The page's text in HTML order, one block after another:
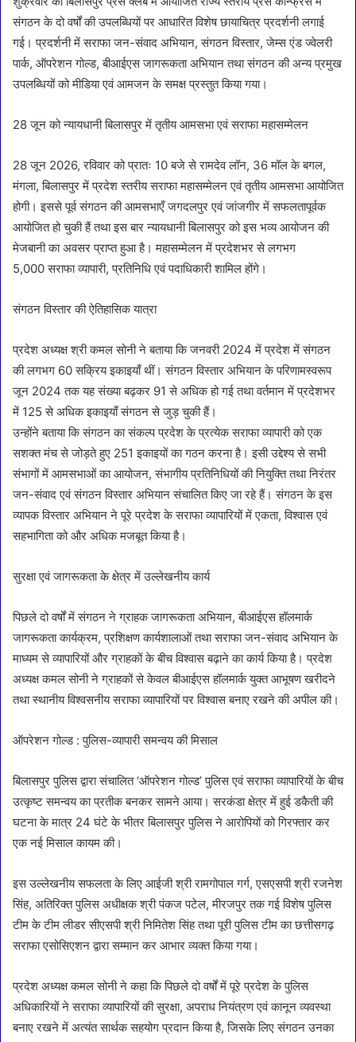
संगठन के दो वर्षों की उपलब्धियों पर आधारित विशेष छायाचित्र प्रदर्शनी लगाई
गई। प्रदर्शनी में सराफा जन-संवाद अभियान, संगठन विस्तार, जेम्स एंड ज्वेलरी
पार्क, ऑपरेशन गोल्ड, बीआईएस जागरूकता अभियान तथा संगठन की अन्य प्रमुख
उपलब्धियों को मीडिया एवं आमजन के समक्ष प्रस्तुत किया गया।
28 जून को न्यायधानी बिलासपुर में तृतीय आमसभा एवं सराफा महासम्मेलन
28 जून 2026, रविवार को प्रातः 10 बजे से रामदेव लॉन, 36 मॉल के बगल,
मंगला, बिलासपुर में प्रदेश स्तरीय सराफा महासम्मेलन एवं तृतीय आमसभा आयोजित
होगी। इससे पूर्व संगठन की आमसभाएँ जगदलपुर एवं जांजगीर में सफलतापूर्वक
आयोजित हो चुकी हैं तथा इस बार न्यायधानी बिलासपुर को इस भव्य आयोजन की
मेजबानी का अवसर प्राप्त हुआ है। महासम्मेलन में प्रदेशभर से लगभग
5,000 सराफा व्यापारी, प्रतिनिधि एवं पदाधिकारी शामिल होंगे।
संगठन विस्तार की ऐतिहासिक यात्रा
प्रदेश अध्यक्ष श्री कमल सोनी ने बताया कि जनवरी 2024 में प्रदेश में संगठन
की लगभग 60 सक्रिय इकाइयाँ थीं। संगठन विस्तार अभियान के परिणामस्वरूप
जून 2024 तक यह संख्या बढ़कर 91 से अधिक हो गई तथा वर्तमान में प्रदेशभर
में 125 से अधिक इकाइयाँ संगठन से जुड़ चुकी हैं।
उन्होंने बताया कि संगठन का संकल्प प्रदेश के प्रत्येक सराफा व्यापारी को एक
सशक्त मंच से जोड़ते हुए 251 इकाइयों का गठन करना है। इसी उद्देश्य से सभी
संभागों में आमसभाओं का आयोजन, संभागीय प्रतिनिधियों की नियुक्ति तथा निरंतर
जन-संवाद एवं संगठन विस्तार अभियान संचालित किए जा रहे हैं। संगठन के इस
व्यापक विस्तार अभियान ने पूरे प्रदेश के सराफा व्यापारियों में एकता, विश्वास एवं
सहभागिता को और अधिक मजबूत किया है।
सुरक्षा एवं जागरूकता के क्षेत्र में उल्लेखनीय कार्य
पिछले दो वर्षों में संगठन ने ग्राहक जागरूकता अभियान, बीआईएस हॉलमार्क
जागरूकता कार्यक्रम, प्रशिक्षण कार्यशालाओं तथा सराफा जन-संवाद अभियान के
माध्यम से व्यापारियों और ग्राहकों के बीच विश्वास बढ़ाने का कार्य किया है। प्रदेश
अध्यक्ष कमल सोनी ने ग्राहकों से केवल बीआईएस हॉलमार्क युक्त आभूषण खरीदने
तथा स्थानीय विश्वसनीय सराफा व्यापारियों पर विश्वास बनाए रखने की अपील की।
ऑपरेशन गोल्ड : पुलिस-व्यापारी समन्वय की मिसाल
बिलासपुर पुलिस द्वारा संचालित ‘ऑपरेशन गोल्ड’ पुलिस एवं सराफा व्यापारियों के बीच
उत्कृष्ट समन्वय का प्रतीक बनकर सामने आया। सरकंडा क्षेत्र में हुई डकैती की
घटना के मात्र 24 घंटे के भीतर बिलासपुर पुलिस ने आरोपियों को गिरफ्तार कर
एक नई मिसाल कायम की।
इस उल्लेखनीय सफलता के लिए आईजी श्री रामगोपाल गर्ग, एसएसपी श्री रजनेश
सिंह, अतिरिक्त पुलिस अधीक्षक श्री पंकज पटेल, मीरजपुर तक गई विशेष पुलिस
टीम के टीम लीडर सीएसपी श्री निमितेश सिंह तथा पूरी पुलिस टीम का छत्तीसगढ़
सराफा एसोसिएशन द्वारा सम्मान कर आभार व्यक्त किया गया।
प्रदेश अध्यक्ष कमल सोनी ने कहा कि पिछले दो वर्षों में पूरे प्रदेश के पुलिस
अधिकारियों ने सराफा व्यापारियों की सुरक्षा, अपराध नियंत्रण एवं कानून व्यवस्था
बनाए रखने में अत्यंत सार्थक सहयोग प्रदान किया है, जिसके लिए संगठन उनका